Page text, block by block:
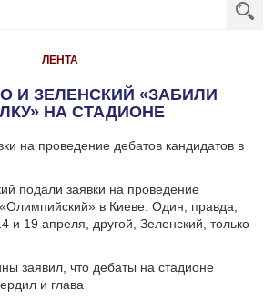
ЛЕНТА
И ЗЕЛЕНСКИЙ «ЗАБИЛИ
НА СТАДИОНЕ
на проведение дебатов кандидатов в
подали заявки на проведение
в Киеве. Один, правда,
и 19 апреля, другой, Зеленский, только
заявил, что дебаты на стадионе
и глава